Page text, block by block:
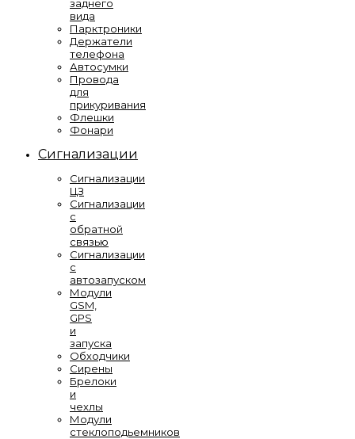
заднего
вида
Парктроники
Держатели
телефона
Автосумки
Провода
для
прикуривания
Флешки
Фонари
Сигнализации
Сигнализации
ЦЗ
Сигнализации
с
обратной
связью
Сигнализации
с
автозапуском
Модули
GSM,
GPS
и
запуска
Обходчики
Сирены
Брелоки
и
чехлы
Модули
стеклоподьемников